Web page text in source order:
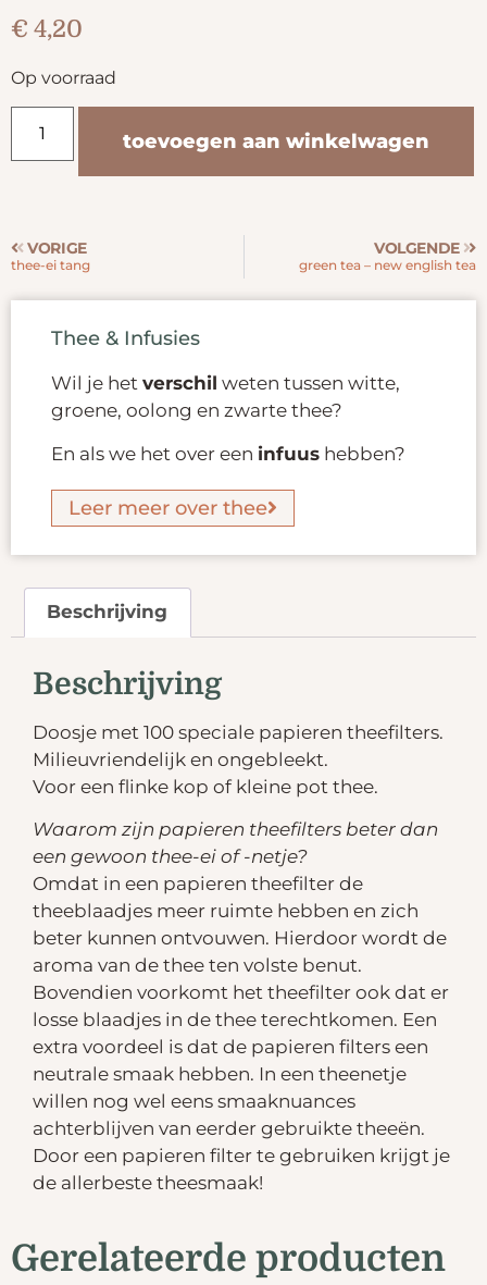
€ 4,20
Op voorraad
toevoegen aan winkelwagen
VORIGE
thee-ei tang
VOLGENDE
green tea – new english tea
Thee & Infusies
Wil je het verschil weten tussen witte,
groene, oolong en zwarte thee?
En als we het over een infuus hebben?
Leer meer over thee
Beschrijving
Beschrijving
Doosje met 100 speciale papieren theefilters.
Milieuvriendelijk en ongebleekt.
Voor een flinke kop of kleine pot thee.
Waarom zijn papieren theefilters beter dan
een gewoon thee-ei of -netje?
Omdat in een papieren theefilter de
theeblaadjes meer ruimte hebben en zich
beter kunnen ontvouwen. Hierdoor wordt de
aroma van de thee ten volste benut.
Bovendien voorkomt het theefilter ook dat er
losse blaadjes in de thee terechtkomen. Een
extra voordeel is dat de papieren filters een
neutrale smaak hebben. In een theenetje
willen nog wel eens smaaknuances
achterblijven van eerder gebruikte theeën.
Door een papieren filter te gebruiken krijgt je
de allerbeste theesmaak!
Gerelateerde producten